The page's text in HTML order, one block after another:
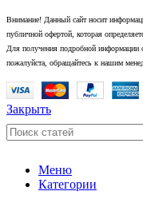
Внимание! Данный сайт носит
публичной офертой, которая
Для получения подробной информации
пожалуйста, обращайтесь к нашим
Закрыть
Меню
Категории